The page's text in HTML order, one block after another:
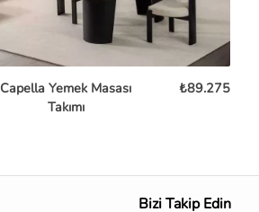
Capella Yemek Masası
Takımı
₺89.275
Bizi Takip Edin